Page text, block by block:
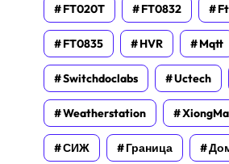
FT020T FT0832
FT0835 HVR Mqtt
Switchdoclabs Uctech
Weatherstation
СИЖ Граница